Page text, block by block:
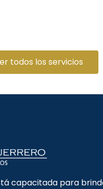
todos los servicios
capacitada para